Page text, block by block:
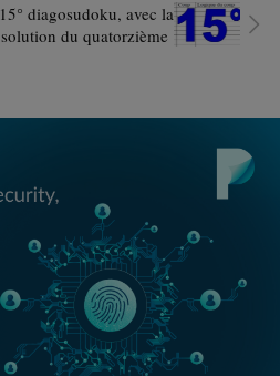
15° diagosudoku, avec la
solution du quatorzième